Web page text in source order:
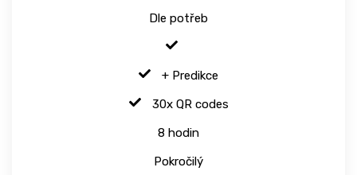
Dle potřeb
+ Predikce
30x QR codes
8 hodin
Pokročilý